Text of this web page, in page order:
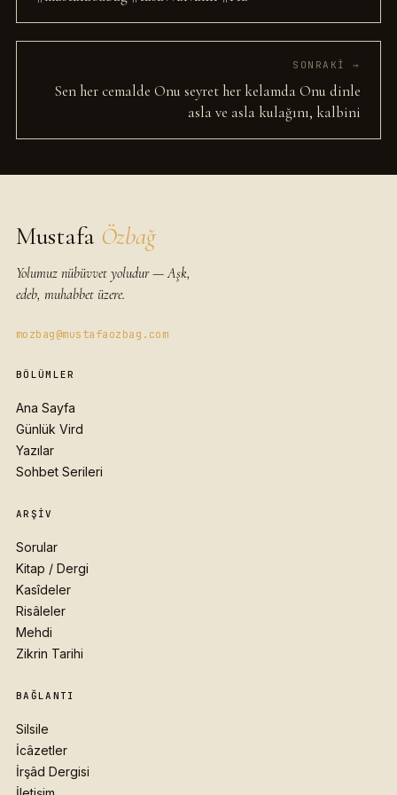
SONRAKI →
Sen her cemalde Onu seyret her kelamda Onu dinle
asla ve asla kulağını, kalbini
Mustafa Özbağ
Yolumuz nübüvvet yoludur — Aşk,
edeb, muhabbet üzere.
mozbag@mustafaozbag.com
BÖLÜMLER
Ana Sayfa
Günlük Vird
Yazılar
Sohbet Serileri
ARŞIV
Sorular
Kitap / Dergi
Kasîdeler
Risâleler
Mehdi
Zikrin Tarihi
BAĞLANTI
Silsile
İcâzetler
İrşâd Dergisi